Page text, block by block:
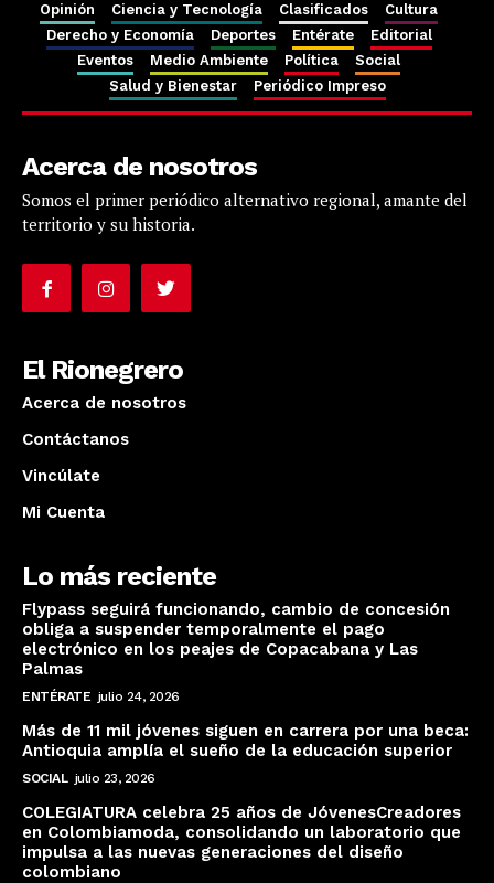
Periódico
El Rionegrero
Información
Contáctanos
Mi Cuenta
Opinión Ciencia y Tecnología Clasificados
Cultura
Derecho y Economía
Deportes Entérate
Editorial
Eventos
Medio Ambiente Política
Social
Salud y Bienestar
Periódico Impreso
Acerca de nosotros
Somos el primer periódico alternativo regional, amante del
territorio y su historia.
El Rionegrero
Acerca de nosotros
Contáctanos
Vincúlate
Mi Cuenta
Lo más reciente
Flypass seguirá funcionando, cambio de concesión
obliga a suspender temporalmente el pago
electrónico en los peajes de Copacabana y Las
Palmas
ENTÉRATE julio 24, 2026
Más de 11 mil jóvenes siguen en carrera por una beca:
Antioquia amplía el sueño de la educación superior
SOCIAL julio 23, 2026
COLEGIATURA celebra 25 años de JóvenesCreadores
en Colombiamoda, consolidando un laboratorio que
impulsa a las nuevas generaciones del diseño
colombiano